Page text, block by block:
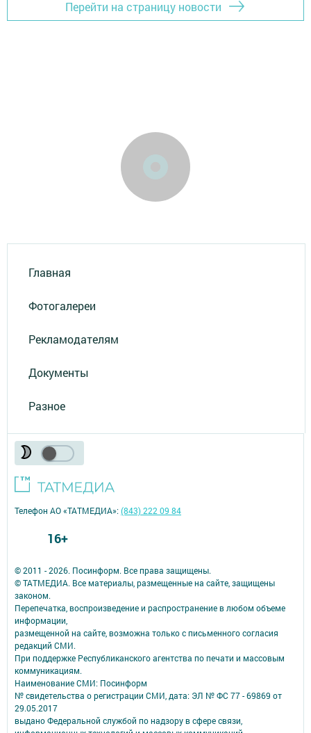
Перейти на страницу новости
Главная
Фотогалереи
Рекламодателям
Документы
Разное
© 2011 - 2026. Посинформ. Все права защищены.
© ТАТМЕДИА. Все материалы, размещенные на сайте, защищены
законом.
Перепечатка, воспроизведение и распространение в любом объеме
информации,
размещенной на сайте, возможна только с письменного согласия
редакций СМИ.
При поддержке Республиканского агентства по печати и массовым
коммуникациям.
Наименование СМИ: Посинформ
№ свидетельства о регистрации СМИ, дата: ЭЛ № ФС 77 - 69869 от
29.05.2017
выдано Федеральной службой по надзору в сфере связи,
Телефон АО «ТАТМЕДИА»:(843) 222 09 84
16+